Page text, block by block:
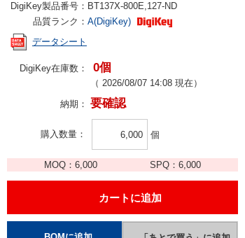
DigiKey製品番号： BT137X-800E,127-ND
品質ランク： A(DigiKey)
データシート
DigiKey在庫数： 0個
（ 2026/08/07 14:08 現在）
納期： 要確認
購入数量 個
MOQ： 6,000 SPQ：6,000